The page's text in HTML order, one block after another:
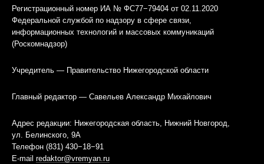
Регистрационный номер ИА № ФС77−79404 от 02.11.2020
Федеральной службой по надзору в сфере связи,
информационных технологий и массовых коммуникаций
(Роскомнадзор)
Учредитель — Правительство Нижегородской области
Главный редактор — Савельев Александр Михайлович
Адрес редакции: Нижегородская область, Нижний Новгород,
ул. Белинского, 9А
Телефон (831) 430−18−91
E-mail redaktor@vremyan.ru